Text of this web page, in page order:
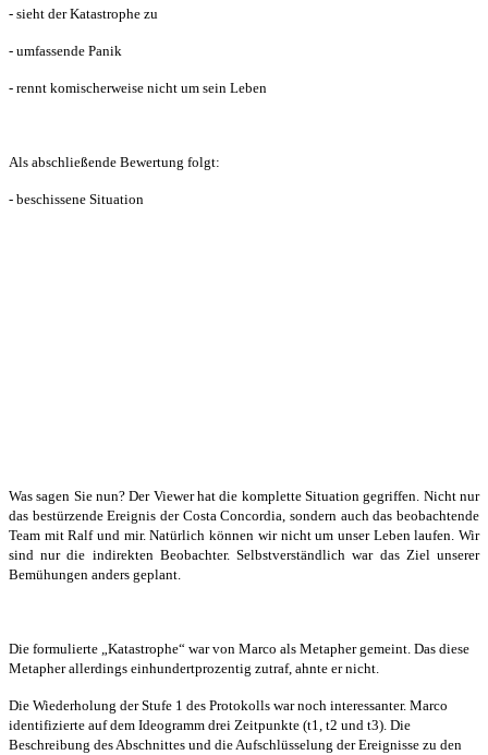
- sieht der Katastrophe zu
- umfassende Panik
- rennt komischerweise nicht um sein Leben
Als abschließende Bewertung folgt:
- beschissene Situation
Was sagen Sie nun? Der Viewer hat die komplette Situation gegriffen. Nicht nur
das bestürzende Ereignis der Costa Concordia, sondern auch das beobachtende
Team mit Ralf und mir. Natürlich können wir nicht um unser Leben laufen. Wir
sind nur die indirekten Beobachter. Selbstverständlich war das Ziel unserer
Bemühungen anders geplant.
Die formulierte „Katastrophe“ war von Marco als Metapher gemeint. Das diese
Metapher allerdings einhundertprozentig zutraf, ahnte er nicht.
Die Wiederholung der Stufe 1 des Protokolls war noch interessanter. Marco
identifizierte auf dem Ideogramm drei Zeitpunkte (t1, t2 und t3). Die
Beschreibung des Abschnittes und die Aufschlüsselung der Ereignisse zu den